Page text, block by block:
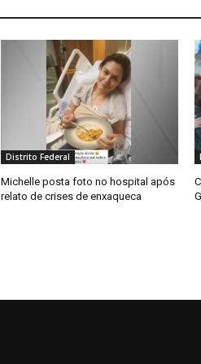
Distrito Federal
Michelle posta foto no hospital após
relato de crises de enxaqueca